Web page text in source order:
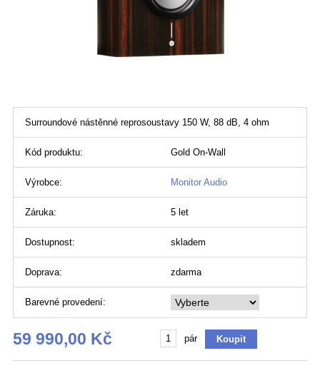
Surroundové nástěnné reprosoustavy 150 W, 88 dB, 4 ohm
Kód produktu: Gold On-Wall
Výrobce: Monitor Audio
Záruka: 5 let
Dostupnost: skladem
Doprava: zdarma
Barevné provedení:
59 990,00 Kč pár